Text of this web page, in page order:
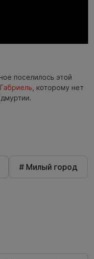
поселилось этой
, которому нет
# Милый город